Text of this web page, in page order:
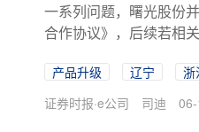
一系列问题，曙光股份
合作协议》，后续若相
产品升级 辽宁
浙
证券时报·e公司
司迪